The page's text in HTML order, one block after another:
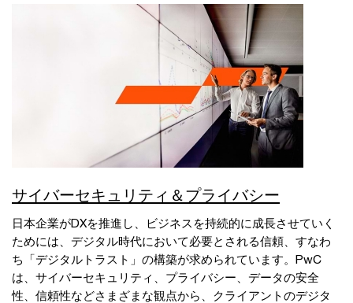
サイバーセキュリティ＆プライバシー
日本企業がDXを推進し、ビジネスを持続的に成長させていく
ためには、デジタル時代において必要とされる信頼、すなわ
ち「デジタルトラスト」の構築が求められています。PwC
は、サイバーセキュリティ、プライバシー、データの安全
性、信頼性などさまざまな観点から、クライアントのデジタ